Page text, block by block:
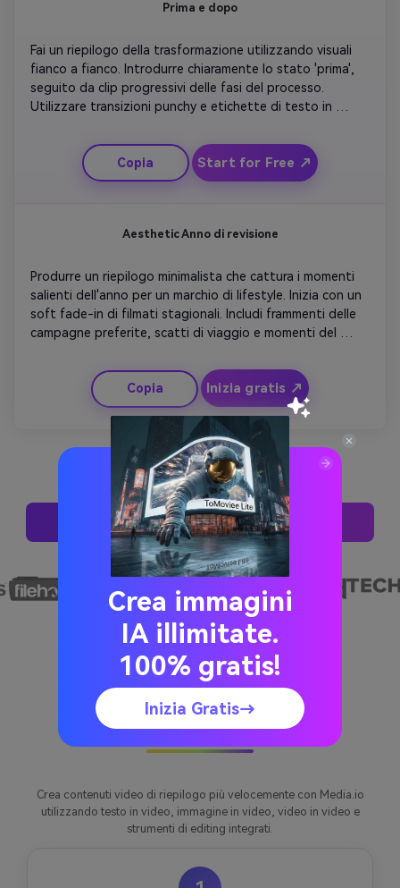
Prima e dopo
Fai un riepilogo della trasformazione utilizzando visuali
fianco a fianco. Introdurre chiaramente lo stato 'prima',
seguito da clip progressivi delle fasi del processo.
Utilizzare transizioni punchy e etichette di testo in
Chiudi con una grande rivelazione incorniciata da musica
trionfante. Mantieni le immagini chiare e soddisfacenti,
ottimo per la narrazione di storie sulle piattaforme
Copia Start for Free ↗
Aesthetic Anno di revisione
Produrre un riepilogo minimalista che cattura i momenti
salienti dell'anno per un marchio di lifestyle. Inizia con un
soft fade-in di filmati stagionali. Includi frammenti delle
campagne preferite, scatti di viaggio e momenti del
classificazione del colore di marca. Sovrapponere righe di
testo ispiratori che riassumono il tema dell'anno.
Concludete con una nota di speranza ed elegante
Copia Inizia gratis ↗
Prova Queste Richieste
Come creare un Video di
riepilogo con Media.io
Crea contenuti video di riepilogo più velocemente con Media.io
utilizzando testo in video, immagine in video, video in video e
strumenti di editing integrati.
Crea immagini
IA illimitate.
100% gratis!
Inizia Gratis→